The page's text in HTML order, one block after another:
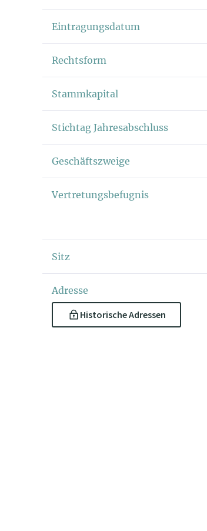
Eintragungsdatum
Rechtsform
Stammkapital
Stichtag Jahresabschluss
Geschäftszweige
Vertretungsbefugnis
Sitz
Adresse
Historische Adressen